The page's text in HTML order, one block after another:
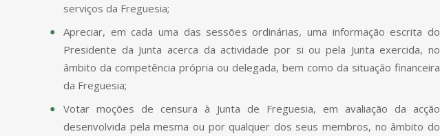
serviços da Freguesia;
Apreciar, em cada uma das sessões ordinárias, uma informação escrita do
Presidente da Junta acerca da actividade por si ou pela Junta exercida, no
âmbito da competência própria ou delegada, bem como da situação financeira
da Freguesia;
Votar moções de censura à Junta de Freguesia, em avaliação da acção
desenvolvida pela mesma ou por qualquer dos seus membros, no âmbito do